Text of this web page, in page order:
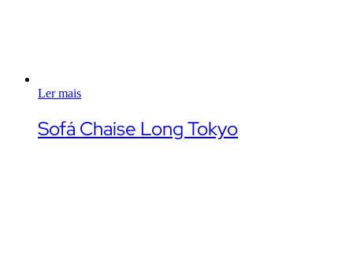
Ler mais
Sofá Chaise Long Tokyo